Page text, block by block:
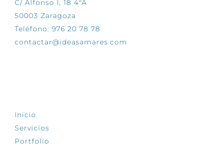
C/ Alfonso I, 18 4ºA
50003 Zaragoza
Teléfono: 976 20 78 78
contactar@ideasamares.com
Inicio
Servicios
Portfolio